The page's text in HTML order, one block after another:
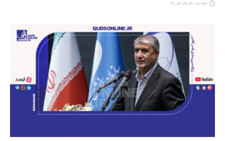
۱۴۰۴-۰۶-۲۶ ۱۹:۰۳